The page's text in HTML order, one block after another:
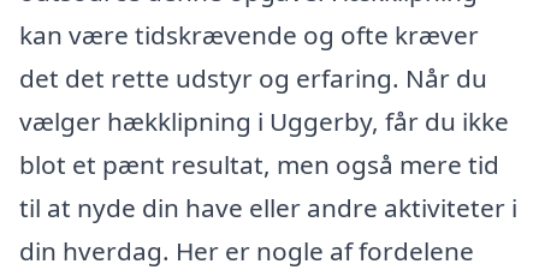
kan være tidskrævende og ofte kræver
det det rette udstyr og erfaring. Når du
vælger hækklipning i Uggerby, får du ikke
blot et pænt resultat, men også mere tid
til at nyde din have eller andre aktiviteter i
din hverdag. Her er nogle af fordelene